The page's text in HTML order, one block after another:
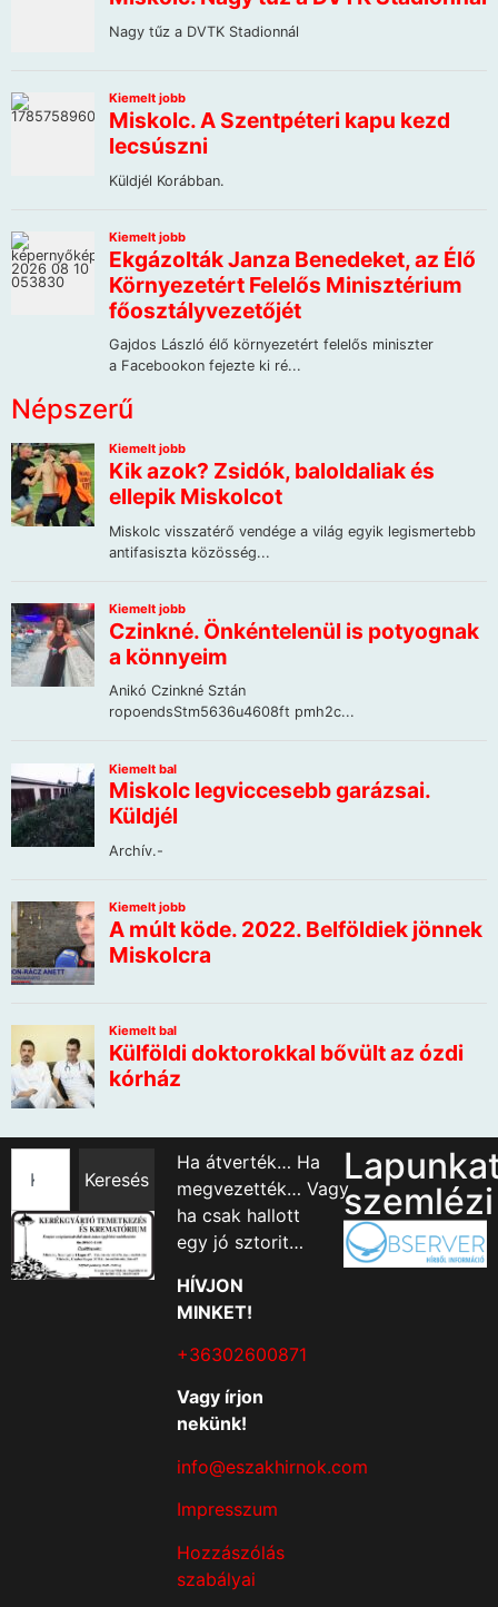
Népszerű
Keresés
Ha átverték… Ha
megvezették… Vagy
ha csak hallott
egy jó sztorit…
HÍVJON
MINKET!
+36302600871
Vagy írjon
nekünk!
info@eszakhirnok.com
Impresszum
Hozzászólás
szabályai
szemlézi